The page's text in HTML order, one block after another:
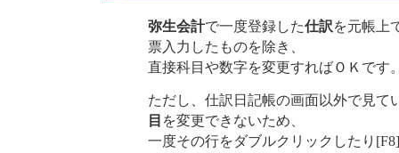
弥生会計で一度登録した仕訳を元帳上
票入力したものを除き、
直接科目や数字を変更すればＯＫです
ただし、仕訳日記帳の画面以外で見て
目 を変更できないため、
一度その行をダブルクリックしたり